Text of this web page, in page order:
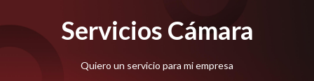
Servicios Cámara
Quiero un servicio para mi empresa